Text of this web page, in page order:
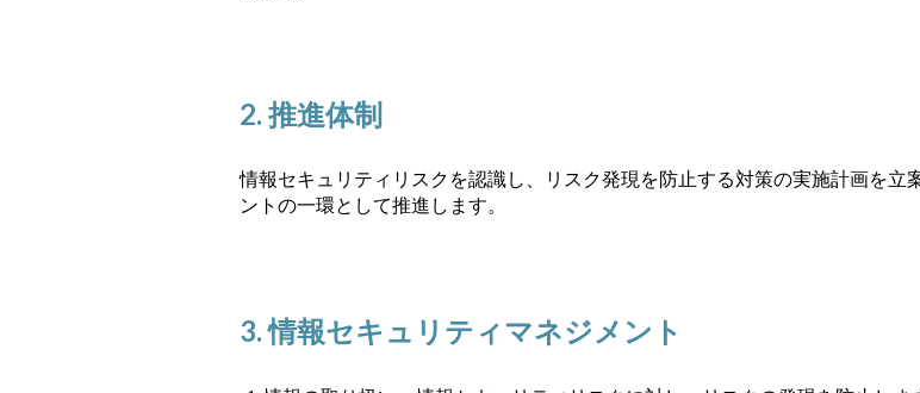
2. 推進体制
情報セキュリティリスクを認識し、リスク発現を防止する対策の実施計画を立
ントの一環として推進します。
3. 情報セキュリティマネジメント